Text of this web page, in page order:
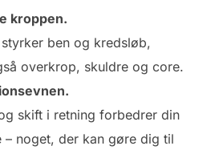
kroppen.
ben og kredsløb,
overkrop, skuldre og core.
skift i retning forbedrer din
– noget, der kan gøre dig til